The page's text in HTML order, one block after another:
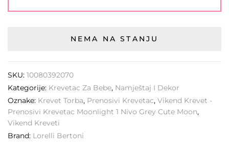
NEMA NA STANJU
SKU: 10080392070
Kategorije: Krevetac Za Bebe, Namještaj I Dekor
Oznake: Krevet Torba, Prenosivi Krevetac, Vikend Krevet -
Prenosivi Krevetac Moonlight 1 Nivo Grey Cute Moon,
Vikend Kreveti
Brand: Lorelli Bertoni